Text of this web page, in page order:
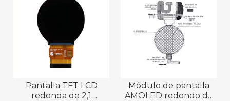
Pantalla TFT LCD
redonda de 2,1
Módulo de pantalla
AMOLED redondo de